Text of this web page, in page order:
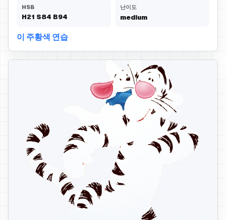
HSB
H21 S84 B94
난이도
medium
이 주황색 연습